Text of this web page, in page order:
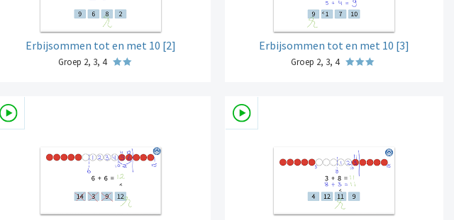
Erbijsommen tot en met 10 [2]
Groep 2, 3, 4
Erbijsommen tot en met 10 [3]
Groep 2, 3, 4